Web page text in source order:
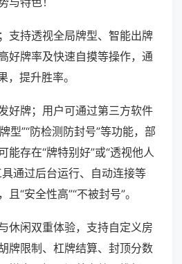
支持透视全局牌型、智能出牌
好牌率及快速自摸等操作，通
，提升胜率。
好牌；用户可通过第三方软件
型”“防检测防封号”等功能，部
能存在“牌特别好”或“透视他人
通过后台运行、自动连接等
“安全性高”“不被封号”。
休闲双重体验，支持自定义房
牌限制、杠牌结算、封顶分数